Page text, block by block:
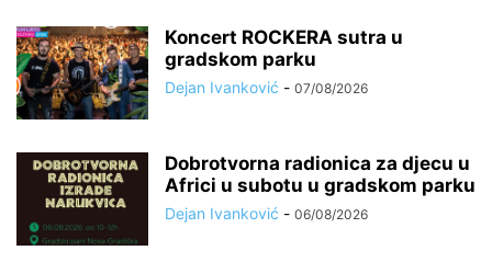
Koncert ROCKERA sutra u
gradskom parku
Dejan Ivanković - 07/08/2026
Dobrotvorna radionica za djecu u
Africi u subotu u gradskom parku
Dejan Ivanković - 06/08/2026